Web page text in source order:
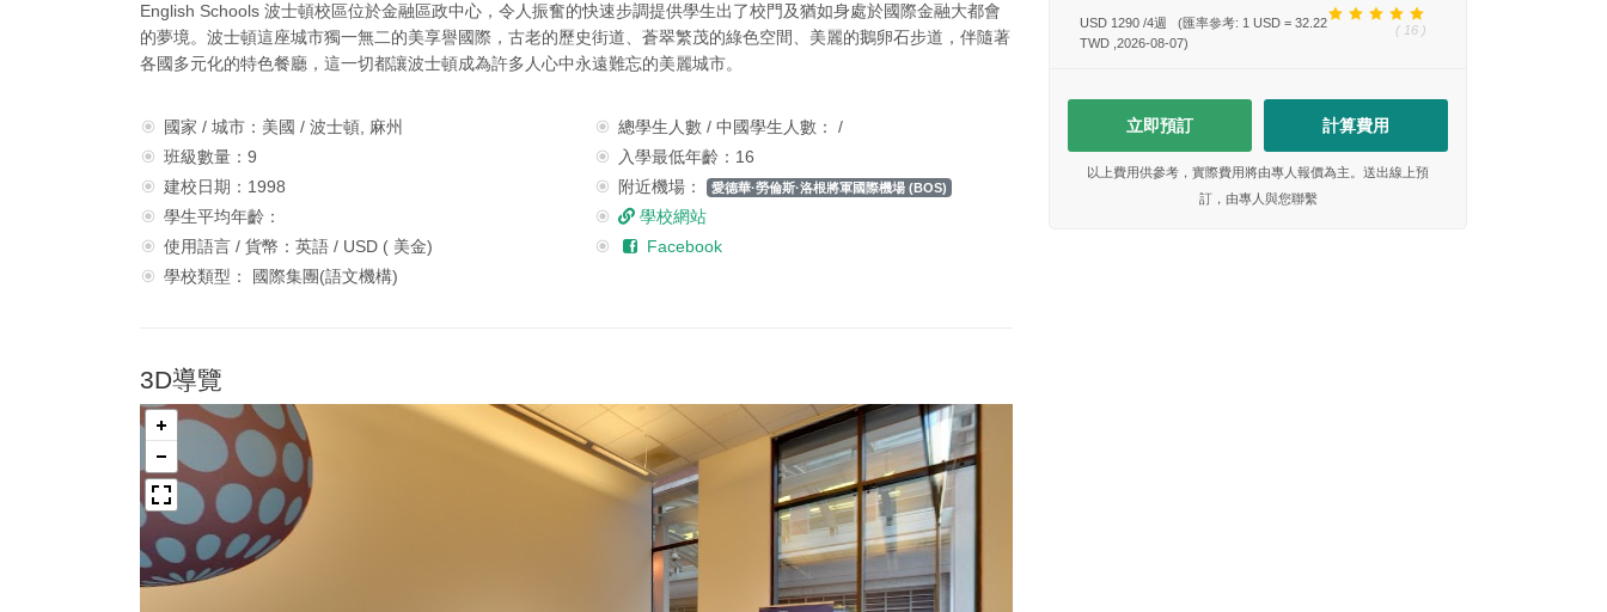
English Schools 波士頓校區位於金融區政中心，令人振奮的快速步調提供學生出了校門及猶如身處於國際金融大都會
的夢境。波士頓這座城市獨一無二的美享譽國際，古老的歷史街道、蒼翠繁茂的綠色空間、美麗的鵝卵石步道，伴隨著
各國多元化的特色餐廳，這一切都讓波士頓成為許多人心中永遠難忘的美麗城市。
國家 / 城市：美國 / 波士頓, 麻州
班級數量：9
建校日期：1998
學生平均年齡：
使用語言 / 貨幣：英語 / USD ( 美金)
學校類型： 國際集團(語文機構)
總學生人數 / 中國學生人數： /
入學最低年齡：16
附近機場：
愛德華·勞倫斯·洛根將軍國際機場 (BOS)
學校網站
Facebook
3D導覽
USD 1290 /4週 ( 16 )
(匯率參考: 1 USD = 32.22
TWD ,2026-08-07)
立即預訂 計算費用
以上費用供參考，實際費用將由專人報價為主。送出線上預
訂，由專人與您聯繫